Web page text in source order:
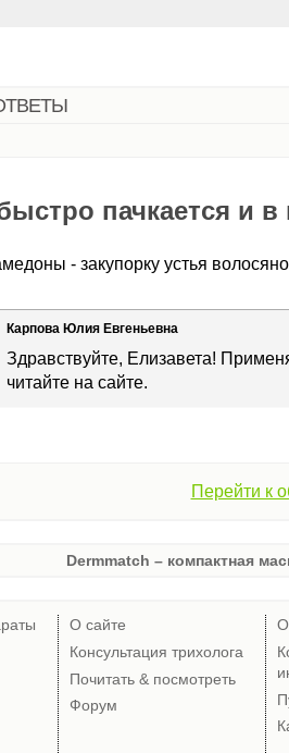
пачкается и
- закупорку устья
Карпова Юлия Евгеньевна
Здравствуйте, Елизавета!
читайте на сайте.
Перейти к
Dermmatch – компактная
О сайте
Консультация трихолога
Почитать & посмотреть
Форум